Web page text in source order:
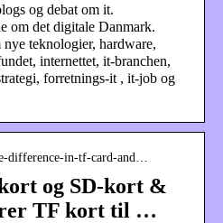
og debat om it.
om det digitale Danmark.
teknologier, hardware,
internettet, it-branchen,
forretnings-it , it-job og
difference-in-tf-card-and…
og SD-kort &
TF kort til …